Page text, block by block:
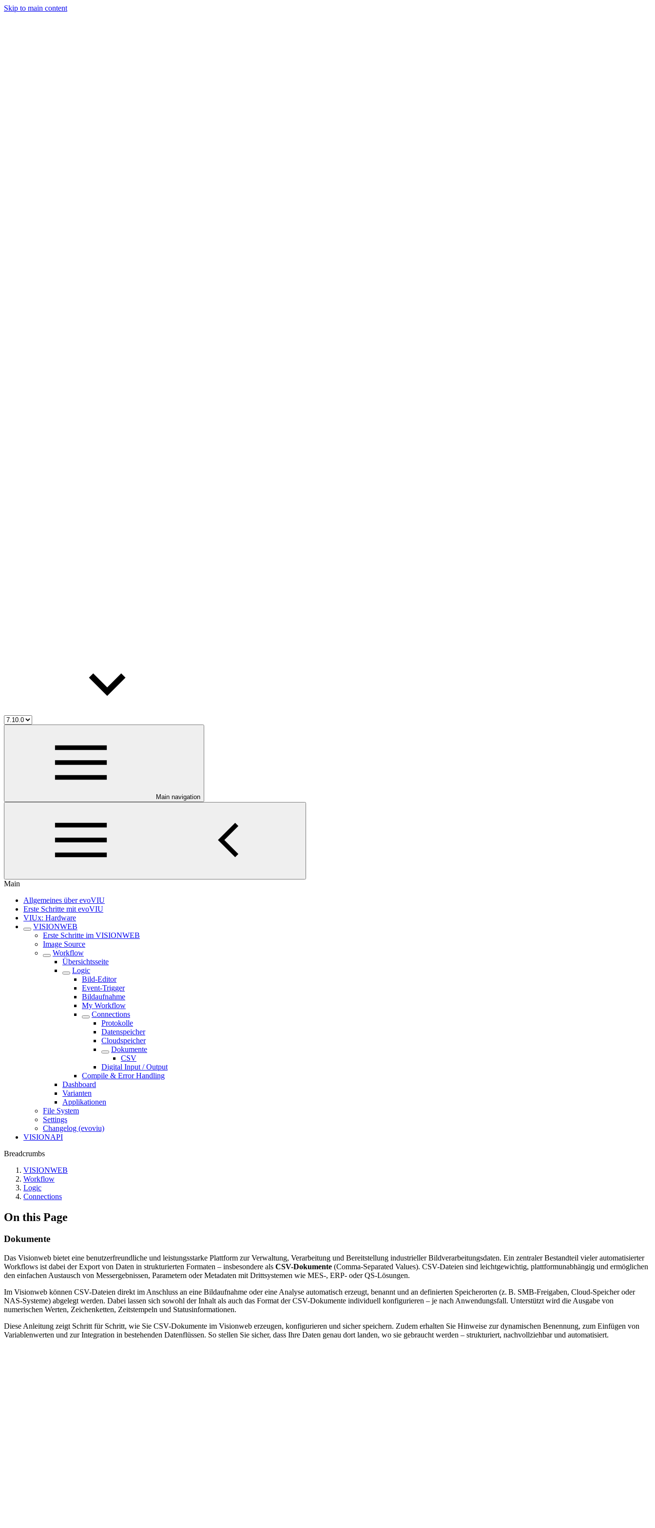
Skip to main content
Main navigation
Main
Allgemeines über evoVIU
Erste Schritte mit evoVIU
VIUx: Hardware
VISIONWEB
Erste Schritte im VISIONWEB
Image Source
Workflow
Übersichtsseite
Logic
Bild-Editor
Event-Trigger
Bildaufnahme
My Workflow
Connections
Protokolle
Datenspeicher
Cloudspeicher
Dokumente
CSV
Digital Input / Output
Compile & Error Handling
Dashboard
Varianten
Applikationen
File System
Settings
Changelog (evoviu)
VISIONAPI
Breadcrumbs
VISIONWEB
Workflow
Logic
Connections
On this Page
Dokumente
Das Visionweb bietet eine benutzerfreundliche und leistungsstarke Plattform zur Verwaltung, Verarbeitung und Bereitstellung industrieller Bildverarbeitungsdaten. Ein zentraler Bestandteil vieler automatisierter
Workflows ist dabei der Export von Daten in strukturierten Formaten – insbesondere als CSV-Dokumente (Comma-Separated Values). CSV-Dateien sind leichtgewichtig, plattformunabhängig und ermöglichen
den einfachen Austausch von Messergebnissen, Parametern oder Metadaten mit Drittsystemen wie MES-, ERP- oder QS-Lösungen.
Im Visionweb können CSV-Dateien direkt im Anschluss an eine Bildaufnahme oder eine Analyse automatisch erzeugt, benannt und an definierten Speicherorten (z. B. SMB-Freigaben, Cloud-Speicher oder
NAS-Systeme) abgelegt werden. Dabei lassen sich sowohl der Inhalt als auch das Format der CSV-Dokumente individuell konfigurieren – je nach Anwendungsfall. Unterstützt wird die Ausgabe von
numerischen Werten, Zeichenketten, Zeitstempeln und Statusinformationen.
Diese Anleitung zeigt Schritt für Schritt, wie Sie CSV-Dokumente im Visionweb erzeugen, konfigurieren und sicher speichern. Zudem erhalten Sie Hinweise zur dynamischen Benennung, zum Einfügen von
Variablenwerten und zur Integration in bestehenden Datenflüssen. So stellen Sie sicher, dass Ihre Daten genau dort landen, wo sie gebraucht werden – strukturiert, nachvollziehbar und automatisiert.